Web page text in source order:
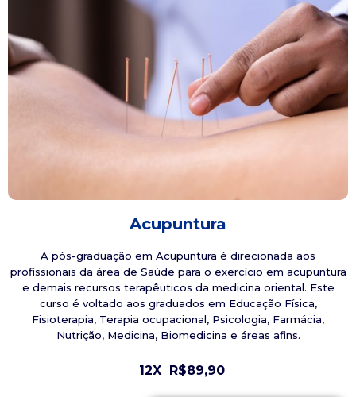
Acupuntura
A pós-graduação em Acupuntura é direcionada aos
profissionais da área de Saúde para o exercício em acupuntura
e demais recursos terapêuticos da medicina oriental. Este
curso é voltado aos graduados em Educação Física,
Fisioterapia, Terapia ocupacional, Psicologia, Farmácia,
Nutrição, Medicina, Biomedicina e áreas afins.
12X R$89,90